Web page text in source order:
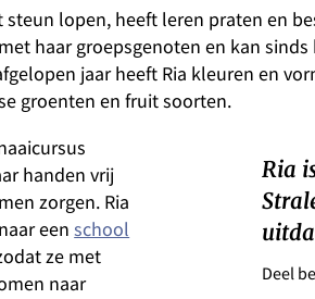
steun lopen, heeft leren praten en
haar groepsgenoten en kan
jaar heeft Ria kleuren en
groenten en fruit soorten.
Ria
Deel
handen vrij
zorgen. Ria
eenschool
ze met
naar